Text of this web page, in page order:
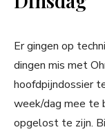
Er gingen op
dingen mis met
hoofdpijndossier
week/dag mee te
opgelost te zijn.